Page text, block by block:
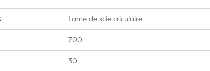
Lame de scie criculaire
700
30